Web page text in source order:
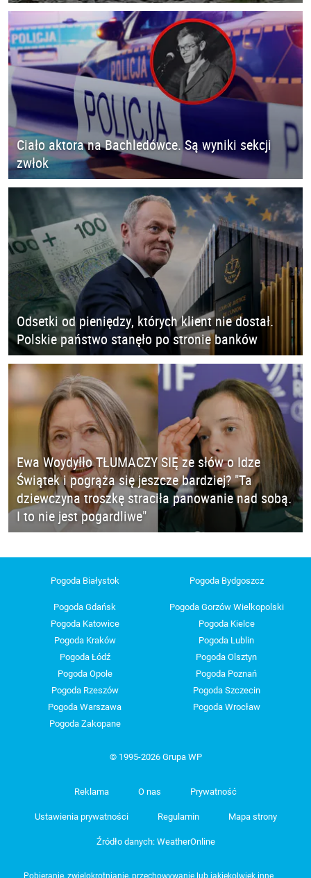
Ciało aktora na Bachledówce. Są wyniki sekcji
zwłok
Odsetki od pieniędzy, których klient nie dostał.
Polskie państwo stanęło po stronie banków
Ewa Woydyłło TŁUMACZY SIĘ ze słów o Idze
Świątek i pogrąża się jeszcze bardziej? "Ta
dziewczyna troszkę straciła panowanie nad sobą.
I to nie jest pogardliwe"
Pogoda Białystok Pogoda Bydgoszcz
Pogoda Gdańsk
Pogoda Gorzów Wielkopolski
Pogoda Katowice
Pogoda Kielce
Pogoda Kraków
Pogoda Lublin
Pogoda Łódź
Pogoda Olsztyn
Pogoda Opole
Pogoda Poznań
Pogoda Rzeszów
Pogoda Szczecin
Pogoda Warszawa
Pogoda Wrocław
Pogoda Zakopane
© 1995-2026 Grupa WP
Reklama O nas Prywatność
Ustawienia prywatności Regulamin Mapa strony
Źródło danych: WeatherOnline
Pobieranie, zwielokrotnianie, przechowywanie lub jakiekolwiek inne